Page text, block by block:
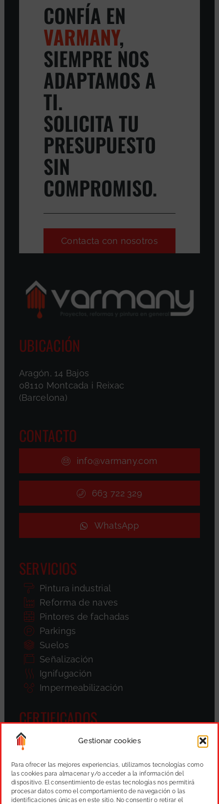
Gestionar cookies
Para ofrecer las mejores experiencias, utilizamos tecnologías como
las cookies para almacenar y/o acceder a la información del
dispositivo. El consentimiento de estas tecnologías nos permitirá
procesar datos como el comportamiento de navegación o las
identificaciones únicas en este sitio. No consentir o retirar el
CONFÍA EN
VARMANY,
SIEMPRE NOS
ADAPTAMOS A
TI.
SOLICITA TU
PRESUPUESTO
SIN
COMPROMISO.
Contacta con nosotros
UBICACIÓN
Aragón, 14 Bajos
08110 Montcada i Reixac
(Barcelona)
CONTACTO
info@varmany.com
663 722 329
WhatsApp
SERVICIOS
Pintura industrial
Reforma de naves
Pintores de fachadas
Parkings
Suelos
Señalización
Ignifugación
Impermeabilización
CERTIFICADOS